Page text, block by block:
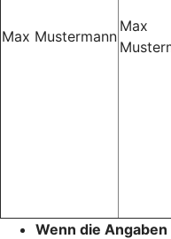
Max Mustermann
Max
Wenn die